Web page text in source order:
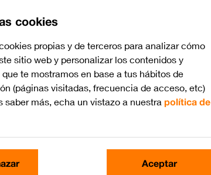
cookies
propias y de terceros para analizar cómo
sitio web y personalizar los contenidos y
te mostramos en base a tus hábitos de
(páginas visitadas, frecuencia de acceso, etc)
saber más, echa un vistazo a nuestra política de
Aceptar